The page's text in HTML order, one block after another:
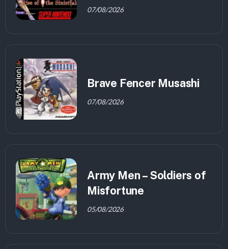
07/08/2026
Brave Fencer Musashi
07/08/2026
Army Men – Soldiers of
Misfortune
05/08/2026